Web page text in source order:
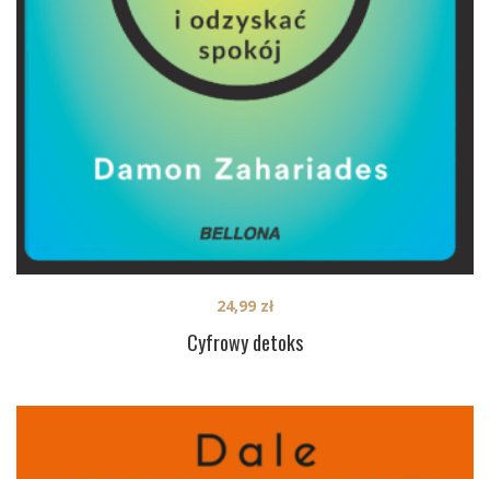
Cyfrowy detoks
24,99 zł